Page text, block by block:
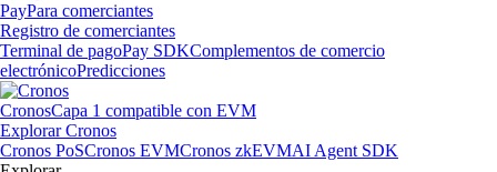
PayPara comerciantes
Registro de comerciantes
Terminal de pagoPay SDKComplementos de comercio
electrónicoPredicciones
CronosCapa 1 compatible con EVM
Explorar Cronos
Cronos PoSCronos EVMCronos zkEVMAI Agent SDK